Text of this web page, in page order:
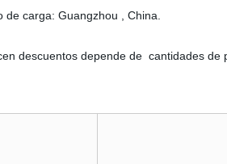
de carga: Guangzhou , China.
descuentos depende de cantidades de